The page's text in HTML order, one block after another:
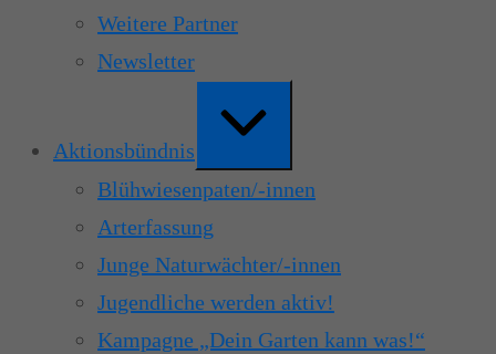
Weitere Partner
Newsletter
Aktionsbündnis
Blühwiesenpaten/-innen
Arterfassung
Junge Naturwächter/-innen
Jugendliche werden aktiv!
Kampagne „Dein Garten kann was!“